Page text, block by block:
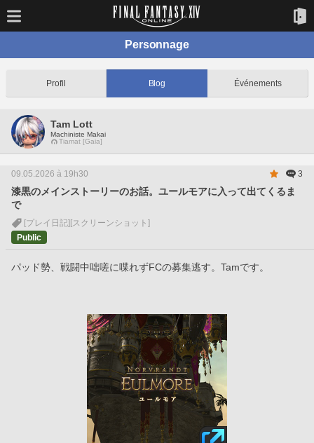
Personnage
Profil Blog Événements
Tam Lott
Machiniste Makai
Tiamat [Gaia]
09.05.2026 à 19h30 3
漆黒のメインストーリーのお話。ユールモアに入って出てくるま
で
[プレイ日記] [スクリーンショット]
Public
パッド勢、戦闘中咄嗟に喋れずFCの募集逃す。Tamです。